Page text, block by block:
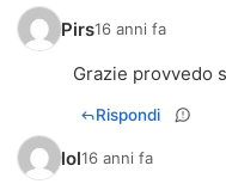
Pirs16 anni fa
Grazie provvedo
Rispondi
lol16 anni fa